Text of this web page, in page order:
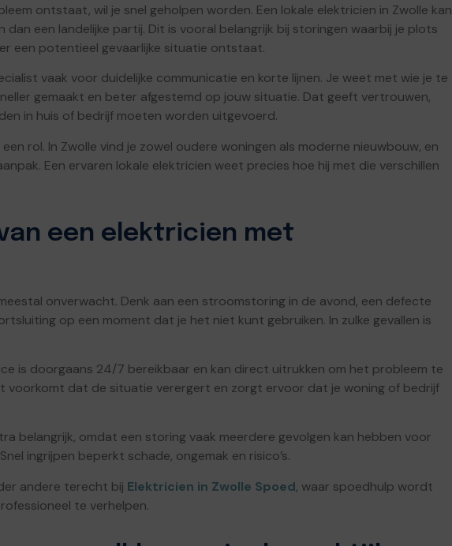
ontstaat, wil je snel geholpen worden. Een lokale elektricien in Zwolle kan
dan een landelijke partij. Dit is vooral belangrijk bij storingen waarbij je plots
een potentieel gevaarlijke situatie ontstaat.
vaak voor duidelijke communicatie en korte lijnen. Je weet met wie je te
gemaakt en beter afgestemd op jouw situatie. Dat geeft vertrouwen,
in huis of bedrijf moeten worden uitgevoerd.
rol. In Zwolle vind je zowel oudere woningen als moderne nieuwbouw, en
Een ervaren lokale elektricien weet precies hoe hij met die verschillen
een elektricien met
onverwacht. Denk aan een stroomstoring in de avond, een defecte
op een moment dat je het niet kunt gebruiken. In zulke gevallen is
is doorgaans 24/7 bereikbaar en kan direct uitrukken om het probleem te
voorkomt dat de situatie verergert en zorgt ervoor dat je woning of bedrijf
belangrijk, omdat een storing vaak meerdere gevolgen kan hebben voor
ingrijpen beperkt schade, ongemak en risico’s.
andere terecht bij Elektricien in Zwolle Spoed, waar spoedhulp wordt
te verhelpen.